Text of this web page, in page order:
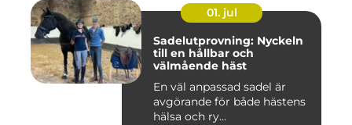
01. jul
Sadelutprovning: Nyckeln
till en hållbar och
välmående häst
En väl anpassad sadel är
avgörande för både hästens
hälsa och ry...